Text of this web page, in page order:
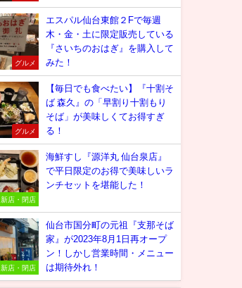
グルメ
エスパル仙台東館２Fで毎週
木・金・土に限定販売している
『さいちのおはぎ』を購入して
みた！
グルメ
【毎日でも食べたい】『十割そ
ば 森久』の「早割り十割もり
そば」が美味しくてお得すぎ
る！
新店・閉店
海鮮すし『源洋丸 仙台泉店』
で平日限定のお得で美味しいラ
ンチセットを堪能した！
新店・閉店
仙台市国分町の元祖『支那そば
家』が2023年8月1日再オープ
ン！しかし営業時間・メニュー
は期待外れ！